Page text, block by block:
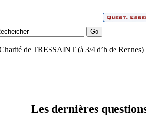
de TRESSAINT (à 3/4 d’h de Rennes)
Les dernières